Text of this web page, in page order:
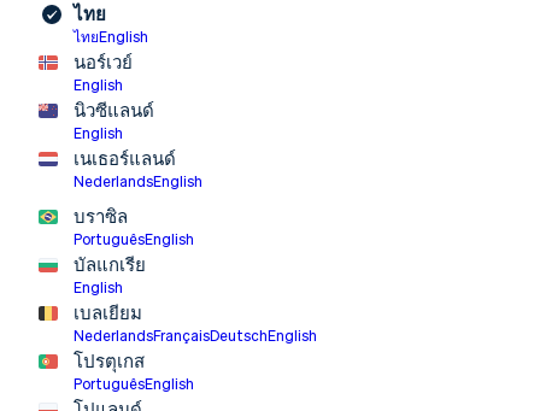
ไทย
ไทยEnglish
นอร์เวย์
English
นิวซีแลนด์
English
เนเธอร์แลนด์
NederlandsEnglish
บราซิล
PortuguêsEnglish
บัลแกเรีย
English
เบลเยียม
NederlandsFrançaisDeutschEnglish
โปรตุเกส
PortuguêsEnglish